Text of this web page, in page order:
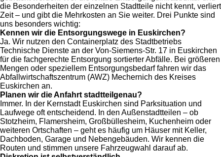
die Besonderheiten der einzelnen Stadtteile nicht kennt, verliert
Zeit – und gibt die Mehrkosten an Sie weiter. Drei Punkte sind
uns besonders wichtig:
Kennen wir die Entsorgungswege in Euskirchen?
Ja. Wir nutzen den Containerplatz des Stadtbetriebs
Technische Dienste an der Von-Siemens-Str. 17 in Euskirchen
für die fachgerechte Entsorgung sortierter Abfälle. Bei größeren
Mengen oder speziellem Entsorgungsbedarf fahren wir das
Abfallwirtschaftszentrum (AWZ) Mechernich des Kreises
Euskirchen an.
Planen wir die Anfahrt stadtteilgenau?
Immer. In der Kernstadt Euskirchen sind Parksituation und
Laufwege oft entscheidend. In den Außenstadtteilen – ob
Stotzheim, Flamersheim, Großbüllesheim, Kuchenheim oder
weiteren Ortschaften – geht es häufig um Häuser mit Keller,
Dachboden, Garage und Nebengebäuden. Wir kennen die
Routen und stimmen unsere Fahrzeugwahl darauf ab.